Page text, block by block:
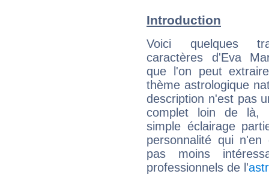
Introduction
Voici quelques
caractères d'Eva
que l'on peut
thème astrologique
description n'est pas
complet loin de là,
simple éclairage
personnalité qui n'en
pas moins
professionnels de l'